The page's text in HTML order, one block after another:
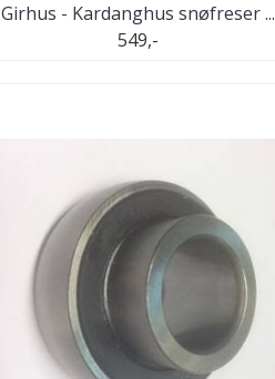
Girhus - Kardanghus snøfreser ...
549,-